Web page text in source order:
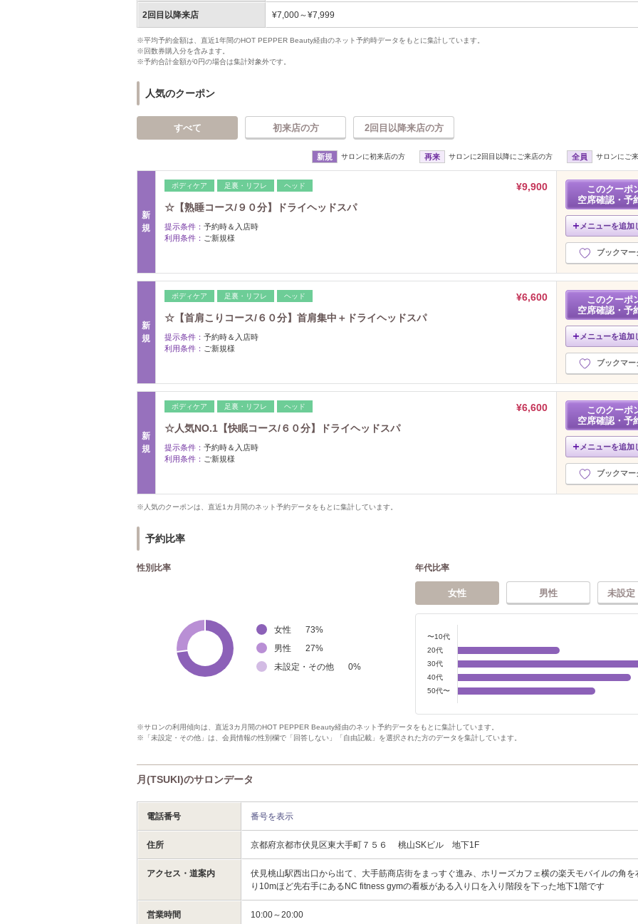
2回目以降来店 ¥7,000～¥7,999
※平均予約金額は、直近1年間のHOT PEPPER Beauty経由のネット予約時データをもとに集計しています。
※回数券購入分を含みます。
※予約合計金額が0円の場合は集計対象外です。
人気のクーポン
すべて 初来店の方 2回目以降来店の方
新規 サロンに初来店の方 再来 サロンに2回目以降にご来店の方 全員 サロンにご
新
規
ボディケア 足裏・リフレ ヘッド
¥9,900
☆【熟睡コース/９０分】ドライヘッドスパ
提示条件： 予約時＆入店時
利用条件： ご新規様
このクーポ
空席確認・予
メニューを追加
ブックマー
新
規
ボディケア 足裏・リフレ ヘッド
¥6,600
☆【首肩こりコース/６０分】首肩集中＋ドライヘッドスパ
提示条件： 予約時＆入店時
利用条件： ご新規様
このクーポ
空席確認・予
メニューを追加
ブックマー
新
規
ボディケア 足裏・リフレ ヘッド
¥6,600
☆人気NO.1【快眠コース/６０分】ドライヘッドスパ
提示条件： 予約時＆入店時
利用条件： ご新規様
このクーポ
空席確認・予
メニューを追加
ブックマー
※人気のクーポンは、直近1カ月間のネット予約データをもとに集計しています。
予約比率
性別比率
女性 73%
男性
27%
未設定・その他
0%
年代比率
女性 男性 未設定
〜10代
20代
30代
40代
50代〜
※サロンの利用傾向は、直近3カ月間のHOT PEPPER Beauty経由のネット予約データをもとに集計しています。
※「未設定・その他」は、会員情報の性別欄で「回答しない」「自由記載」を選択された方のデータを集計しています。
月(TSUKI)のサロンデータ
電話番号 番号を表示
住所 京都府京都市伏見区東大手町７５６ 桃山SKビル 地下1F
アクセス・道案内
伏見桃山駅西出口から出て、大手筋商店街をまっすぐ進み、ホリーズカフェ横の楽天モバイルの角を
り10mほど先右手にあるNC fitness gymの看板がある入り口を入り階段を下った地下1階です
営業時間 10:00～20:00